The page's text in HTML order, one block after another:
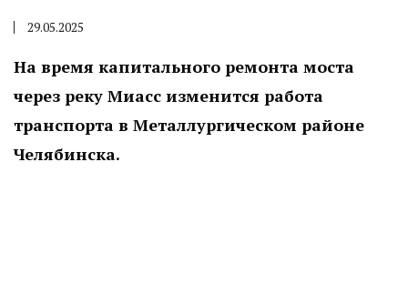
29.05.2025
На время капитального ремонта моста
через реку Миасс изменится работа
транспорта в Металлургическом районе
Челябинска.